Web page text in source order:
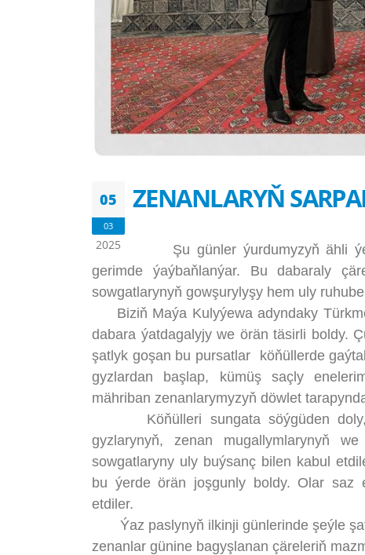
05
03
2025
ZENANLARYŇ
Şu günler ýurdumyzyň ähli
gerimde ýaýbaňlanýar. Bu dabaraly
sowgatlarynyň gowşurylyşy hem uly
Biziň Maýa Kulyýewa adyndaky
dabara ýatdagalyjy we örän täsirli boldy.
şatlyk goşan bu pursatlar köňüllerde
gyzlardan başlap, kümüş saçly
mähriban zenanlarymyzyň döwlet
Köňülleri sungata söýgüden doly,
gyzlarynyň, zenan mugallymlarynyň
sowgatlaryny uly buýsanç bilen kabul
bu ýerde örän joşgunly boldy. Olar saz
etdiler.
Ýaz paslynyň ilkinji günlerinde şeýle
zenanlar günine bagyşlanan çäreleriň